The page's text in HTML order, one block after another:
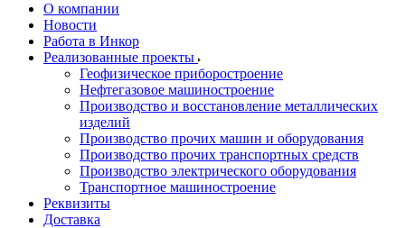
О компании
Новости
Работа в Инкор
Реализованные проекты
Геофизическое приборостроение
Нефтегазовое машиностроение
Производство и восстановление металлических
изделий
Производство прочих машин и оборудования
Производство прочих транспортных средств
Производство электрического оборудования
Транспортное машиностроение
Реквизиты
Доставка